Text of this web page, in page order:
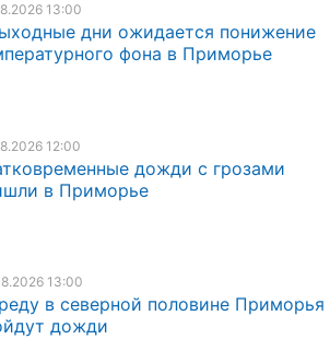
13:00
дни ожидается понижение
фона в Приморье
12:00
дожди с грозами
в Приморье
13:00
в северной половине Приморья
дожди